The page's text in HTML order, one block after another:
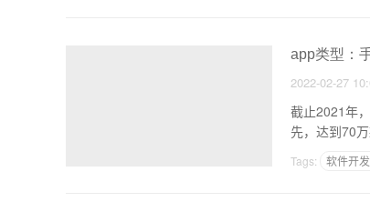
app类型：
2022-02-27
截止2021年
先，达到70
Tags: 软件开